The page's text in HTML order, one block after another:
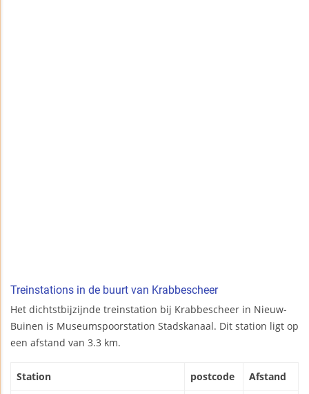
Treinstations in de buurt van Krabbescheer
Het dichtstbijzijnde treinstation bij Krabbescheer in Nieuw-
Buinen is Museumspoorstation Stadskanaal. Dit station ligt op
een afstand van 3.3 km.
Station postcode Afstand